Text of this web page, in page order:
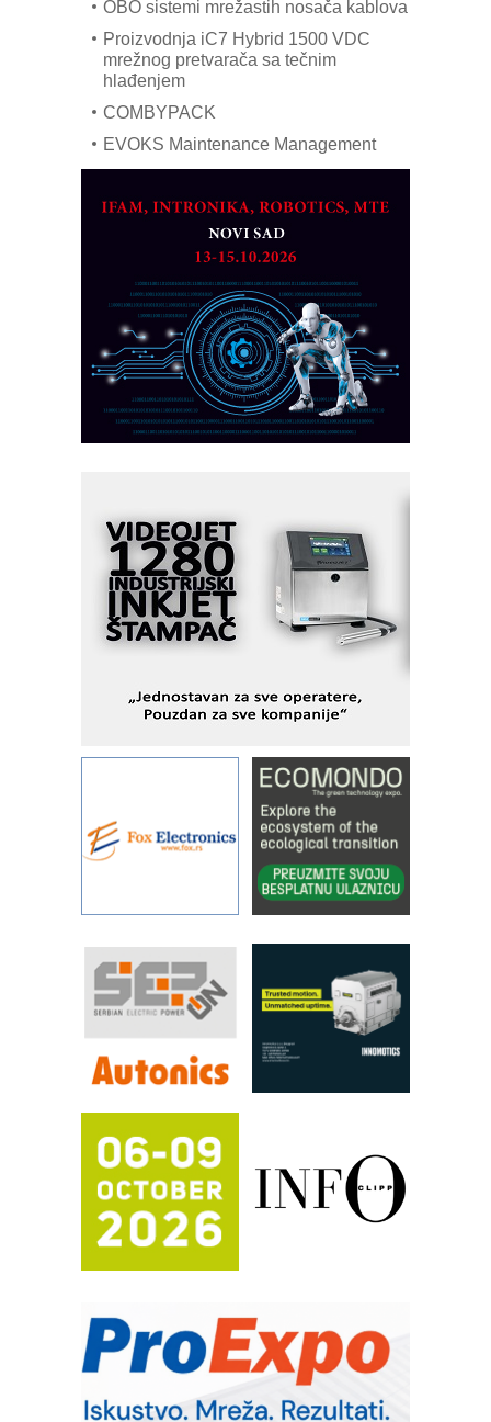
OBO sistemi mrežastih nosača kablova
Proizvodnja iC7 Hybrid 1500 VDC
mrežnog pretvarača sa tečnim
hlađenjem
COMBYPACK
EVOKS Maintenance Management
na viši nivo
Detekcija različitih oblika
MAREX - Lim i mašine za savremena
rešenja
Marcom-plast d.o.o.- vaš pouzdan
partner
CTO - Prilagodite svoju toplinsku
obradu!
Razvoj asortimanskog pravca MINI-
PLC AKYTEC
MOTOMAN – NEXT-Robotika vođena
veštačkom inteligencijom
I.SAFE MOBILE revolucioniše
industrijsku automatizaciju
pionirskimmobile operator PANEL-OM
Fleksibilno stezanje i brzo
KIP KOP – napredna rešenja za
savremene industrijske i logističke
Alba d.o.o. – 35 godina preciznosti u
metrologiji i pametnim dozirnim
rešenjima
IBeRTIM - oprema za ispitivanje
STAUFF – Komponente koje
sistema
YAMADA pumpe – japanska
pouzdanost u transferu fluida
Filtration Group Industrial – Napredna
rešenja za filtraciju u hidrauličkim i
procesnim sistemima
FANUC: Najbolje za vašu pametnu
automatizaciju
Efikasno upravljanje energijom
Automatizacija pakovanja · Display
(Shelf-Ready) omotnice
Potpuna efikasnost bez složenih
Trajna oznaka kao dugoročna korist
Bezbednost na prvom mestu!
IB BLUMENAUER - više od 40 godina
poverenja u industriji